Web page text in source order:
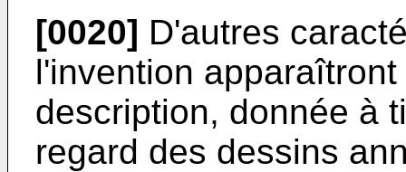
[0020] D'autres
l'invention
description, donnée à
regard des dessins